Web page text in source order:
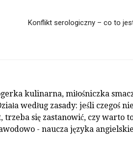
Konflikt serologiczny – co to
kulinarna, miłośniczka
według zasady: jeśli czegoś
trzeba się zastanowić, czy warto
- naucza języka